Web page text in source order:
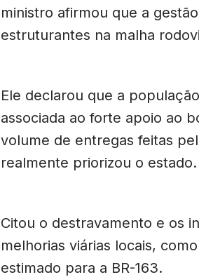
ministro afirmou que a
estruturantes na malha
Ele declarou que a
associada ao forte apoio ao
volume de entregas feitas
realmente priorizou o estado.
Citou o destravamento e os
melhorias viárias locais,
estimado para a BR-163.